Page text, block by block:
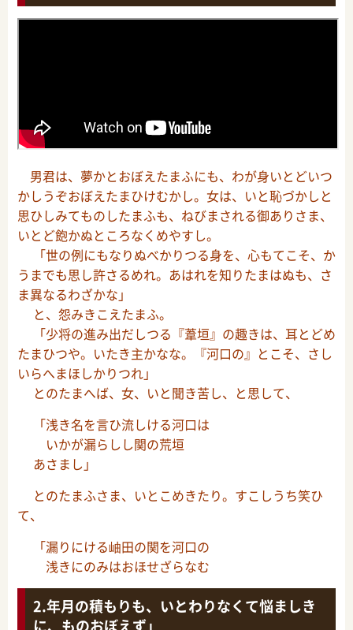
男君は、夢かとおぼえたまふにも、わが身いとどいつ
かしうぞおぼえたまひけむかし。女は、いと恥づかしと
思ひしみてものしたまふも、ねびまされる御ありさま、
いとど飽かぬところなくめやすし。
「世の例にもなりぬべかりつる身を、心もてこそ、か
うまでも思し許さるめれ。あはれを知りたまはぬも、さ
ま異なるわざかな」
と、怨みきこえたまふ。
「少将の進み出だしつる『葦垣』の趣きは、耳とどめ
たまひつや。いたき主かなな。『河口の』とこそ、さし
いらへまほしかりつれ」
とのたまへば、女、いと聞き苦し、と思して、
「浅き名を言ひ流しける河口は
いかが漏らしし関の荒垣
あさまし」
とのたまふさま、いとこめきたり。すこしうち笑ひ
て、
「漏りにける岫田の関を河口の
浅きにのみはおほせざらなむ
年月の積もりも、いとわりなくて悩ましき
に、ものおぼえず」